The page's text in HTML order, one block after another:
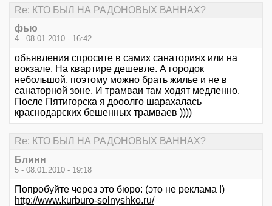
Re: КТО БЫЛ НА РАДОНОВЫХ ВАННАХ?
фью
4 - 08.01.2010 - 16:42
объявления спросите в самих санаториях или на
вокзале. На квартире дешевле. А городок
небольшой, поэтому можно брать жилье и не в
санаторной зоне. И трамваи там ходят медленно.
После Пятигорска я дооолго шарахалась
краснодарских бешенных трамваев ))))
Re: КТО БЫЛ НА РАДОНОВЫХ ВАННАХ?
Блинн
5 - 08.01.2010 - 19:18
Попробуйте через это бюро: (это не реклама !)
http://www.kurburo-solnyshko.ru/